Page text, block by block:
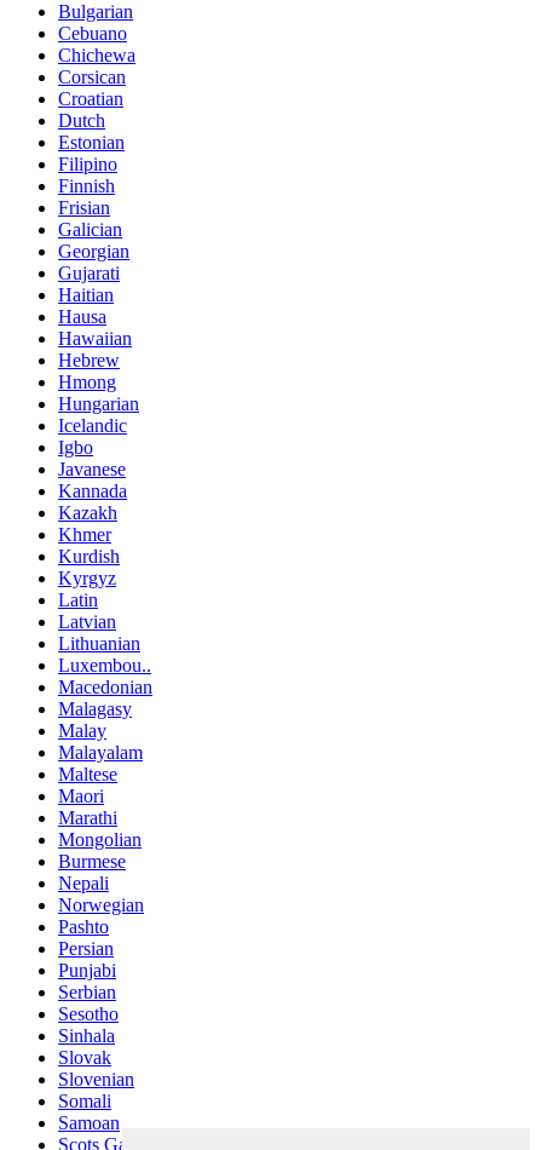
Bulgarian
Cebuano
Chichewa
Corsican
Croatian
Dutch
Estonian
Filipino
Finnish
Frisian
Galician
Georgian
Gujarati
Haitian
Hausa
Hawaiian
Hebrew
Hmong
Hungarian
Icelandic
Igbo
Javanese
Kannada
Kazakh
Khmer
Kurdish
Kyrgyz
Latin
Latvian
Lithuanian
Luxembou..
Macedonian
Malagasy
Malay
Malayalam
Maltese
Maori
Marathi
Mongolian
Burmese
Nepali
Norwegian
Pashto
Persian
Punjabi
Serbian
Sesotho
Sinhala
Slovak
Slovenian
Somali
Samoan
Scots Gaelic